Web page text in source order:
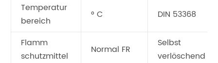
Temperatur
bereich
° C DIN 53368
Flamm
schutzmittel
Normal FR
Selbst
verlöschend